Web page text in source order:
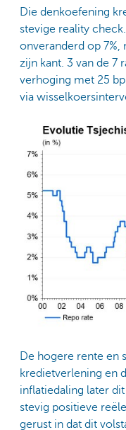
Die denkoefening
stevige reality
onveranderd op 7%,
zijn kant. 3 van de 7
verhoging met 25
via
De hogere rente en
kredietverlening en
inflatiedaling later
stevig positieve
gerust in dat dit